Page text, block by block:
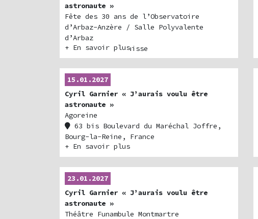
astronaute »
Fête des 30 ans de l’Observatoire
d’Arbaz-Anzère / Salle Polyvalente
d’Arbaz
1974 Arbaz, Suisse
+ En savoir plus
15.01.2027
Cyril Garnier « J’aurais voulu être
astronaute »
Agoreine
63 bis Boulevard du Maréchal Joffre,
Bourg-la-Reine, France
+ En savoir plus
23.01.2027
Cyril Garnier « J’aurais voulu être
astronaute »
Théâtre Funambule Montmartre